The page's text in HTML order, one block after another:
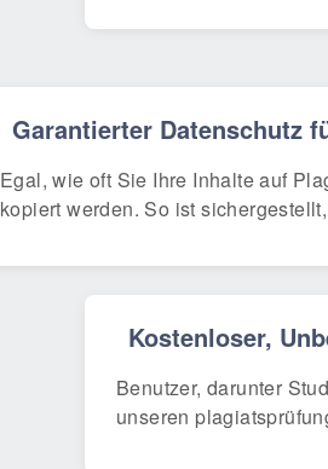
Garantierter Datenschutz
Egal, wie oft Sie Ihre Inhalte auf
kopiert werden. So ist
Kostenloser,
Benutzer, darunter
unseren